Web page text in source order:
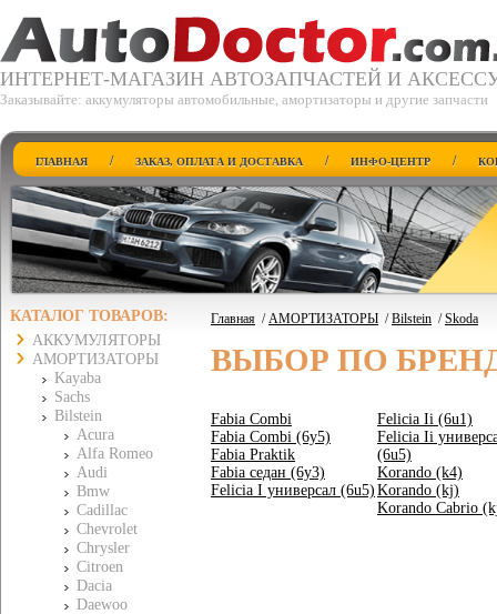
ИНТЕРНЕТ-МАГАЗИН АВТОЗАПЧАСТЕЙ И
Заказывайте: аккумуляторы автомобильные, амортизаторы и другие запчасти
ГЛАВНАЯ / ЗАКАЗ, ОПЛАТА И ДОСТАВКА / ИНФО-ЦЕНТР /
КАТАЛОГ ТОВАРОВ:
АККУМУЛЯТОРЫ
АМОРТИЗАТОРЫ
Kayaba
Sachs
Bilstein
Acura
Alfa Romeo
Audi
Bmw
Cadillac
Chevrolet
Chrysler
Citroen
Dacia
Daewoo
Главная /АМОРТИЗАТОРЫ /Bilstein /Skoda
ВЫБОР ПО
Fabia Combi
Fabia Combi (6y5)
Fabia Praktik
Fabia седан (6y3)
Felicia I универсал (6u5)
Felicia Ii (6u1)
Felicia Ii
(6u5)
Korando (k4)
Korando (kj)
Korando Cabrio